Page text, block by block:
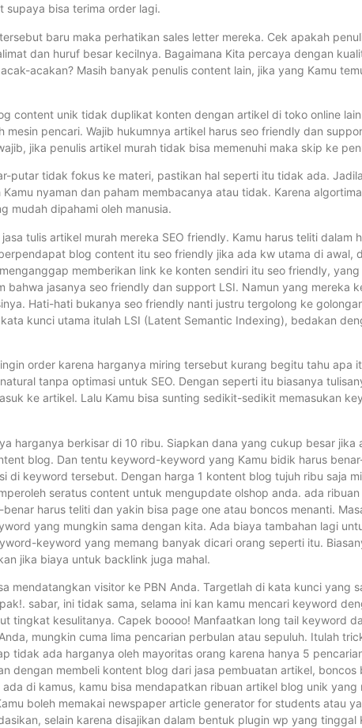
supaya bisa terima order lagi.
baru maka perhatikan sales letter mereka. Cek apakah
dan huruf besar kecilnya. Bagaimana Kita percaya dengan
acakan? Masih banyak penulis content lain, jika yang Kamu
content unik tidak duplikat konten dengan artikel di toko online
mesin pencari. Wajib hukumnya artikel harus seo friendly dan
jika penulis artikel murah tidak bisa memenuhi maka skip ke
putar tidak fokus ke materi, pastikan hal seperti itu tidak ada.
nyaman dan paham membacanya atau tidak. Karena
mudah dipahami oleh manusia.
tulis artikel murah mereka SEO friendly. Kamu harus teliti dalam
blog content itu seo friendly jika ada kw utama di awal,
memberikan link ke konten sendiri itu seo friendly,
bahwa jasanya seo friendly dan support LSI. Namun yang mereka
Hati-hati bukanya seo friendly nanti justru tergolong ke
kunci utama itulah LSI (Latent Semantic Indexing), bedakan
order karena harganya miring tersebut kurang begitu tahu apa
tanpa optimasi untuk SEO. Dengan seperti itu biasanya
ke artikel. Lalu Kamu bisa sunting sedikit-sedikit memasukan
harganya berkisar di 10 ribu. Siapkan dana yang cukup besar jika
blog. Dan tentu keyword-keyword yang Kamu bidik harus
di keyword tersebut. Dengan harga 1 kontent blog tujuh ribu saja
seratus content untuk mengupdate olshop anda. ada
harus teliti dan yakin bisa page one atau boncos menanti.
yang mungkin sama dengan kita. Ada biaya tambahan lagi
keyword yang memang banyak dicari orang seperti itu.
jika biaya untuk backlink juga mahal.
mendatangkan visitor ke PBN Anda. Targetlah di kata kunci yang
sabar, ini tidak sama, selama ini kan kamu mencari keyword
tingkat kesulitanya. Capek boooo! Manfaatkan long tail keyword
mungkin cuma lima pencarian perbulan atau sepuluh. Itulah
tidak ada harganya oleh mayoritas orang karena hanya 5
dengan membeli kontent blog dari jasa pembuatan artikel, boncos
di kamus, kamu bisa mendapatkan ribuan artikel blog unik yang
boleh memakai newspaper article generator for students atau
selain karena disajikan dalam bentuk plugin wp yang tinggal